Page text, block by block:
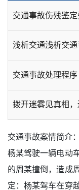
交通事故伤残鉴定
浅析交通浅析交通
交通事故处理程
拨开迷雾见真相
车险理赔产纠纷
非医保用药拒绝
交通事故案情简介：
杨某驾驶一辆电动
的周某撞倒，造成
定：杨某驾车在穿